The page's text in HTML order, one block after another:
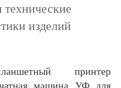
технические
изделий
принтер